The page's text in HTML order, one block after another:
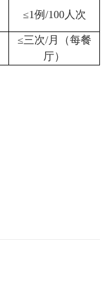
≤1例/100人次
≤三次/月（每餐
厅）